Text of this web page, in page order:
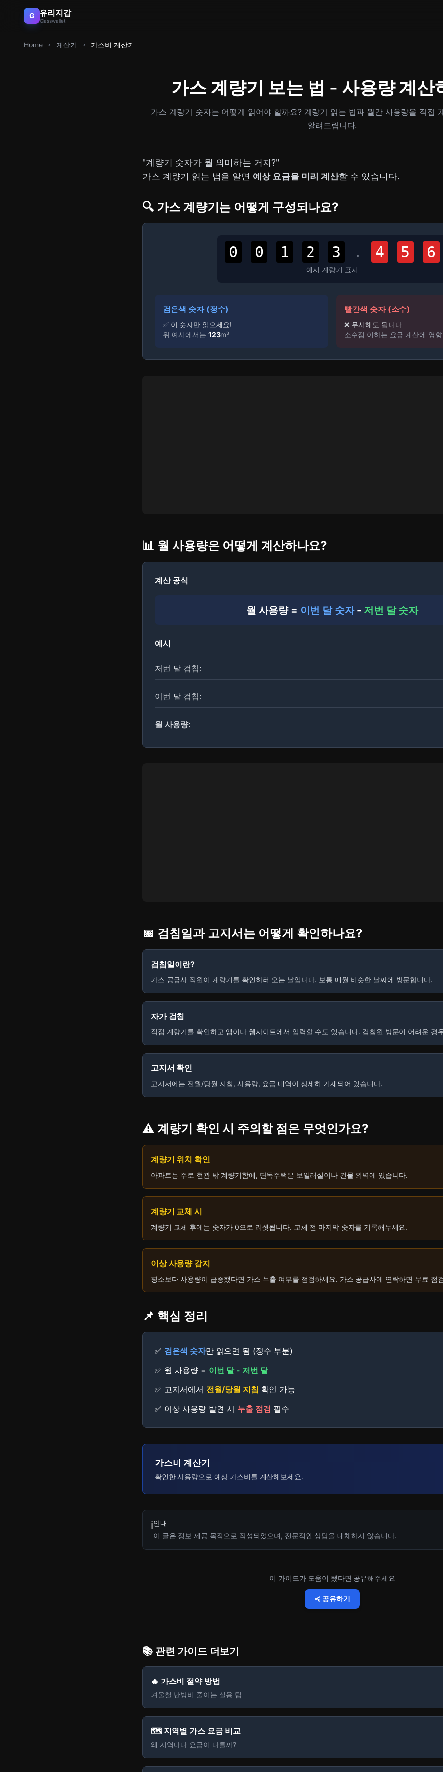
G 유리지갑
Glasswallet
Home 계산기 가스비 계산기
가스 계량기 보는 법 - 사용량 계산
가스 계량기 숫자는 어떻게 읽어야 할까요? 계량기 읽는 법과 월간 사용량을 직접
알려드립니다.
"계량기 숫자가 뭘 의미하는 거지?"
가스 계량기 읽는 법을 알면 예상 요금을 미리 계산할 수 있습니다.
🔍 가스 계량기는 어떻게 구성되나요?
0 0 1 2 3 . 4 5 6
예시 계량기 표시
검은색 숫자 (정수)
✅ 이 숫자만 읽으세요!
위 예시에서는 123m³
빨간색 숫자 (소수)
❌ 무시해도 됩니다
소수점 이하는 요금 계산에 영
📊 월 사용량은 어떻게 계산하나요?
계산 공식
월 사용량 = 이번 달 숫자- 저번 달 숫자
예시
저번 달 검침:
이번 달 검침:
월 사용량:
📅 검침일과 고지서는 어떻게 확인하나요?
검침일이란?
가스 공급사 직원이 계량기를 확인하러 오는 날입니다. 보통 매월 비슷한 날짜에 방문합니다.
자가 검침
직접 계량기를 확인하고 앱이나 웹사이트에서 입력할 수도 있습니다. 검침원 방문이 어려운 경
고지서 확인
고지서에는 전월/당월 지침, 사용량, 요금 내역이 상세히 기재되어 있습니다.
⚠️ 계량기 확인 시 주의할 점은 무엇인가요?
계량기 위치 확인
아파트는 주로 현관 밖 계량기함에, 단독주택은 보일러실이나 건물 외벽에 있습니다.
계량기 교체 시
계량기 교체 후에는 숫자가 0으로 리셋됩니다. 교체 전 마지막 숫자를 기록해두세요.
이상 사용량 감지
평소보다 사용량이 급증했다면 가스 누출 여부를 점검하세요. 가스 공급사에 연락하면 무료 점
📌 핵심 정리
✅ 검은색 숫자만 읽으면 됨 (정수 부분)
✅ 월 사용량 = 이번 달 - 저번 달
✅ 고지서에서 전월/당월 지침 확인 가능
✅ 이상 사용량 발견 시 누출 점검 필수
가스비 계산기
확인한 사용량으로 예상 가스비를 계산해보세요.
ℹ️안내
이 글은 정보 제공 목적으로 작성되었으며, 전문적인 상담을 대체하지 않습니다.
이 가이드가 도움이 됐다면 공유해주세요
공유하기
📚 관련 가이드 더보기
🔥 가스비 절약 방법
겨울철 난방비 줄이는 실용 팁
🗺️ 지역별 가스 요금 비교
왜 지역마다 요금이 다를까?